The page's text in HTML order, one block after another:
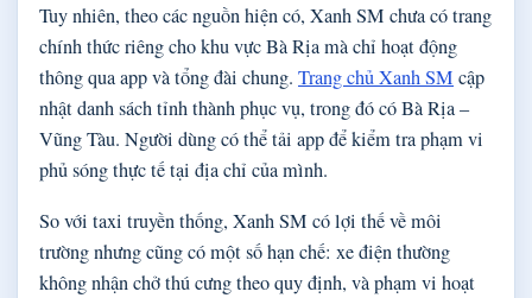
Tuy nhiên, theo các nguồn hiện có, Xanh SM chưa có trang
chính thức riêng cho khu vực Bà Rịa mà chỉ hoạt động
thông qua app và tổng đài chung. Trang chủ Xanh SM cập
nhật danh sách tỉnh thành phục vụ, trong đó có Bà Rịa –
Vũng Tàu. Người dùng có thể tải app để kiểm tra phạm vi
phủ sóng thực tế tại địa chỉ của mình.
So với taxi truyền thống, Xanh SM có lợi thế về môi
trường nhưng cũng có một số hạn chế: xe điện thường
không nhận chở thú cưng theo quy định, và phạm vi hoạt